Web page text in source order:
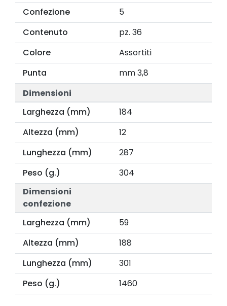
Confezione
5
Contenuto
pz. 36
Colore
Assortiti
Punta
mm 3,8
Dimensioni
Larghezza (mm)
184
Altezza (mm)
12
Lunghezza (mm)
287
Peso (g.)
304
Dimensioni
confezione
Larghezza (mm)
59
Altezza (mm)
188
Lunghezza (mm)
301
Peso (g.)
1460